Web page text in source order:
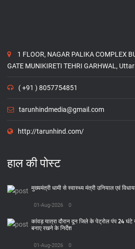
1 FLOOR, NAGAR PALIKA COMPLEX
GATE MUNIKIRETI TEHRI GARHWAL,
( +91 ) 8057754851
tarunhindmedia@gmail.com
http://tarunhind.com/
हाल की पोस्ट
मुख्यमंत्री धामी से स्वास्थ्य मंत्री उनियाल एवं
01-Aug-2026 0
कांवड़ यात्रा दौरान दून जिले के पेट्रोल पंप 24 घंटे
बनाए रखने के निर्देश
01-Aug-2026 0